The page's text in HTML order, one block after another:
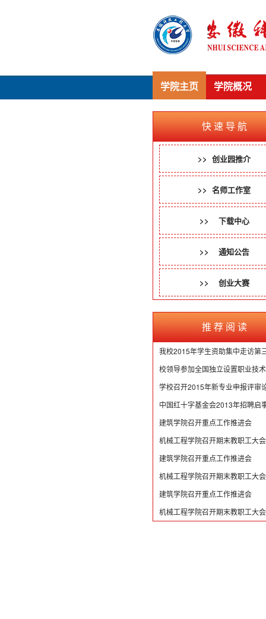
学院主页 学院概况
快 速 导 航
>> 创业园推介
>> 名师工作室
>> 下载中心
>> 通知公告
>> 创业大赛
推 荐 阅 读
我校2015年学生资助集中走访第
校领导参加全国独立设置职业技
学校召开2015年新专业申报评审
中国红十字基金会2013年招聘启
建筑学院召开重点工作推进会
机械工程学院召开期末教职工大会
建筑学院召开重点工作推进会
机械工程学院召开期末教职工大会
建筑学院召开重点工作推进会
机械工程学院召开期末教职工大会